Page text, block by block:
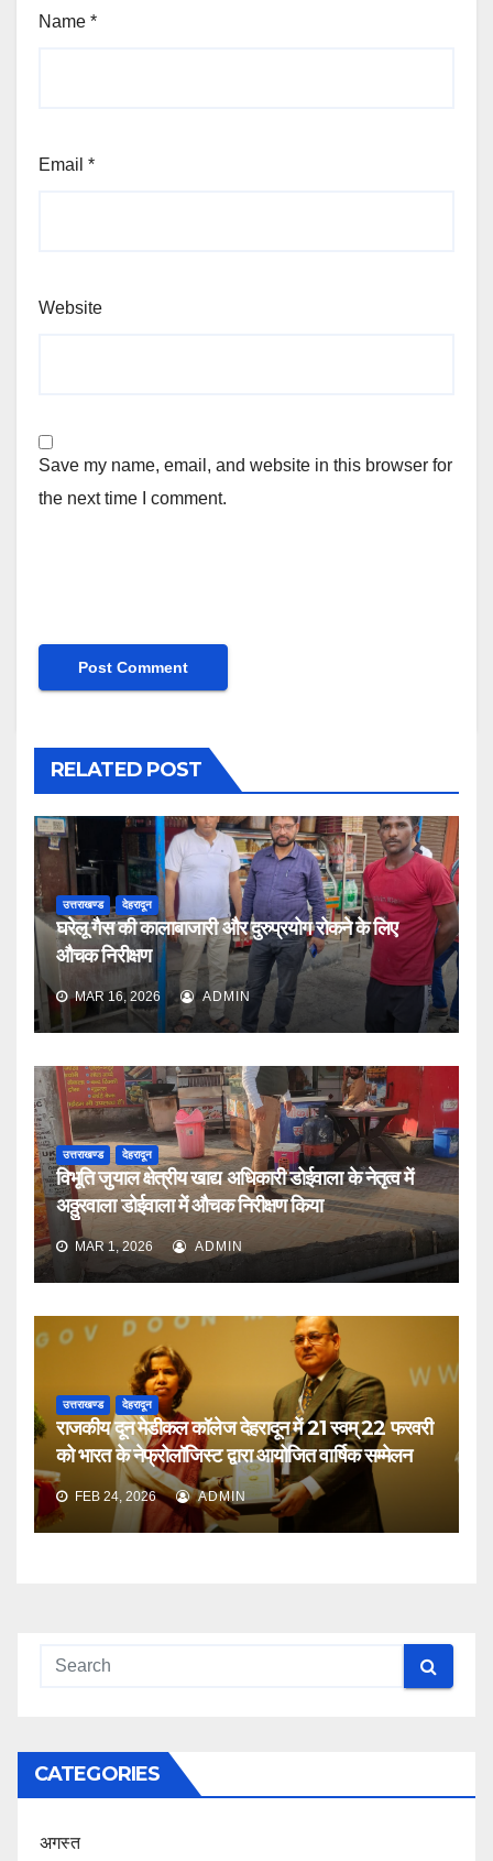
Name *
Email *
Website
Save my name, email, and website in this browser for
the next time I comment.
RELATED POST
उत्तराखण्ड देहरादून
घरेलू गैस की कालाबाजारी और दुरुप्रयोग रोकने के लिए
औचक निरीक्षण
MAR 16, 2026 ADMIN
उत्तराखण्ड देहरादून
विभूति जुयाल क्षेत्रीय खाद्य अधिकारी डोईवाला के नेतृत्व में
अठ्ठुरवाला डोईवाला में औचक निरीक्षण किया
MAR 1, 2026 ADMIN
उत्तराखण्ड देहरादून
राजकीय दून मेडीकल कॉलेज देहरादून में 21 स्वम् 22 फरवरी
को भारत के नेफ्रोलॉजिस्ट द्वारा आयोजित वार्षिक सम्मेलन
FEB 24, 2026 ADMIN
CATEGORIES
अगस्त